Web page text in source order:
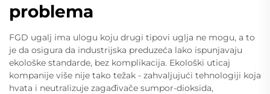
problema
FGD ugalj ima ulogu koju drugi tipovi uglja ne mogu, a to
je da osigura da industrijska preduzeća lako ispunjavaju
ekološke standarde, bez komplikacija. Ekološki uticaj
kompanije više nije tako težak - zahvaljujući tehnologiji koja
hvata i neutralizuje zagađivače sumpor-dioksida,